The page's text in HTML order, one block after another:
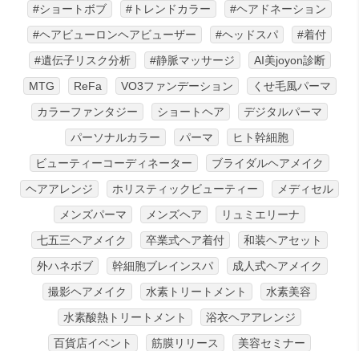
#ショートボブ #トレンドカラー
#ヘアドネーション
#ヘアビューロンヘアビューザー
#ヘッドスパ
#着付
#遺伝子リスク分析
#静脈マッサージ
AI美joyon診断
MTG
ReFa VO3ファンデーション
くせ毛風パーマ
カラーファンタジー
ショートヘア
デジタルパーマ
パーソナルカラー
パーマ
ヒト幹細胞
ビューティーコーディネーター
ブライダルヘアメイク
ヘアアレンジ
ホリスティックビューティー
メディセル
メンズパーマ
メンズヘア
リュミエリーナ
七五三ヘアメイク
卒業式ヘア着付
和装ヘアセット
外ハネボブ
幹細胞ブレインスパ
成人式ヘアメイク
撮影ヘアメイク
水素トリートメント
水素美容
水素酸熱トリートメント
浴衣ヘアアレンジ
百貨店イベント
筋膜リリース
美容セミナー